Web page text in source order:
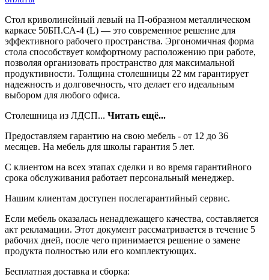
Стол криволинейный левый на П-образном металлическом
каркасе 50БП.СА-4 (L) — это современное решение для
эффективного рабочего пространства. Эргономичная форма
стола способствует комфортному расположению при работе,
позволяя организовать пространство для максимальной
продуктивности. Толщина столешницы 22 мм гарантирует
надежность и долговечность, что делает его идеальным
выбором для любого офиса.
Столешница из ЛДСП... Читать ещё...
Предоставляем гарантию на свою мебель - от 12 до 36
месяцев. На мебель для школы гарантия 5 лет.
С клиентом на всех этапах сделки и во время гарантийного
срока обслуживания работает персональный менеджер.
Нашим клиентам доступен послегарантийный сервис.
Если мебель оказалась ненадлежащего качества, составляется
акт рекламации. Этот документ рассматривается в течение 5
рабочих дней, после чего принимается решение о замене
продукта полностью или его комплектующих.
Бесплатная доставка и сборка: